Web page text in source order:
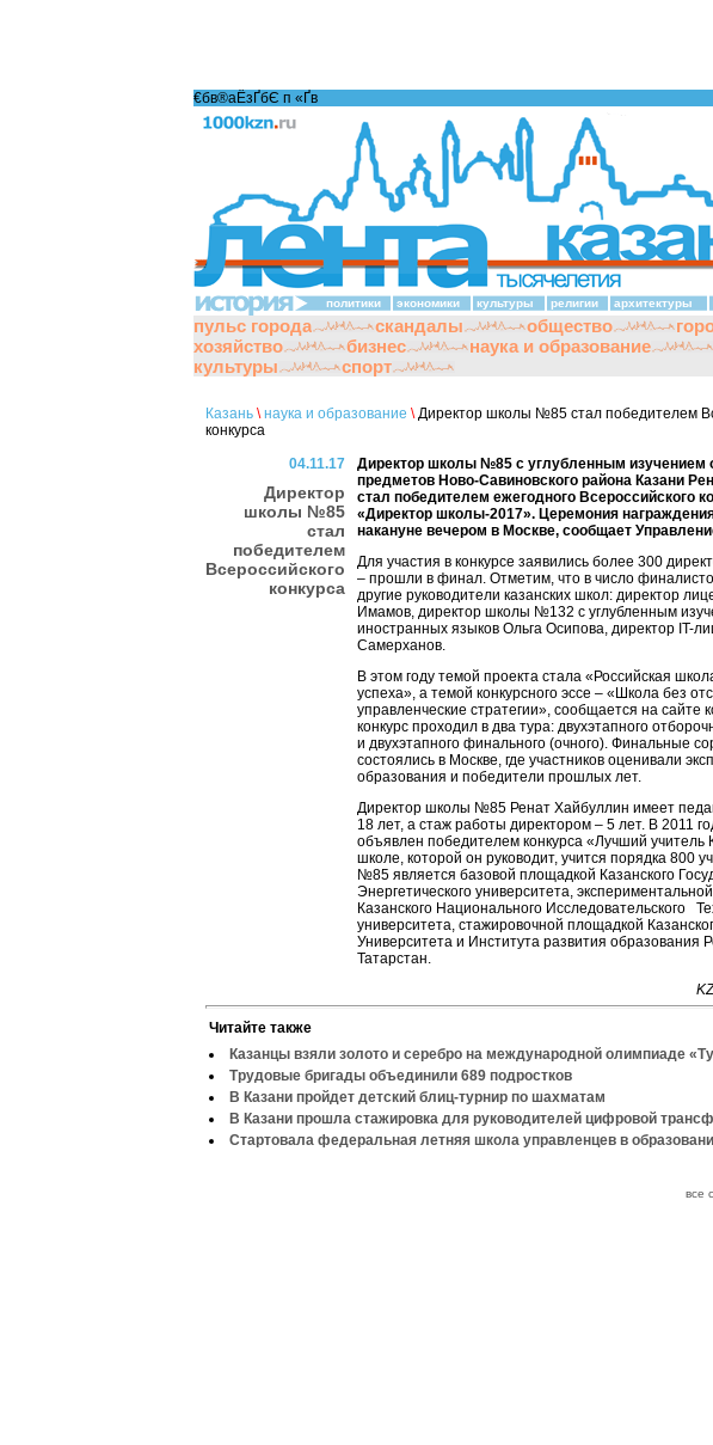
€бв®аЁзҐбЄ п «Ґ­в
политики экономики культуры религии архитектуры
пульс города скандалы общество
хозяйство
бизнес наука и образование
культуры
спорт
Казань \ наука и образование \Директор школы №85 стал победителем
конкурса
04.11.17
Директор
школы №85
стал
победителем
Всероссийского
конкурса
Директор школы №85 с углубленным изучением
предметов Ново-Савиновского района Казани
стал победителем ежегодного Всероссийского
«Директор школы-2017». Церемония
накануне вечером в Москве, сообщает
Для участия в конкурсе заявились более 300
– прошли в финал. Отметим, что в число
другие руководители казанских школ: директор
Имамов, директор школы №132 с углубленным
иностранных языков Ольга Осипова, директор IT-
Самерханов.
В этом году темой проекта стала «Российская
успеха», а темой конкурсного эссе – «Школа без
управленческие стратегии», сообщается на сайте
конкурс проходил в два тура: двухэтапного
и двухэтапного финального (очного). Финальные
состоялись в Москве, где участников оценивали
образования и победители прошлых лет.
Директор школы №85 Ренат Хайбуллин имеет
18 лет, а стаж работы директором – 5 лет. В 2011
объявлен победителем конкурса «Лучший учитель
школе, которой он руководит, учится порядка 800
№85 является базовой площадкой Казанского
Энергетического университета,
Казанского Национального Исследовательского
университета, стажировочной площадкой
Университета и Института развития образования
Татарстан.
Читайте также
Казанцы взяли золото и серебро на международной олимпиаде
Трудовые бригады объединили 689 подростков
В Казани пройдет детский блиц-турнир по шахматам
В Казани прошла стажировка для руководителей цифровой
Стартовала федеральная летняя школа управленцев в
все